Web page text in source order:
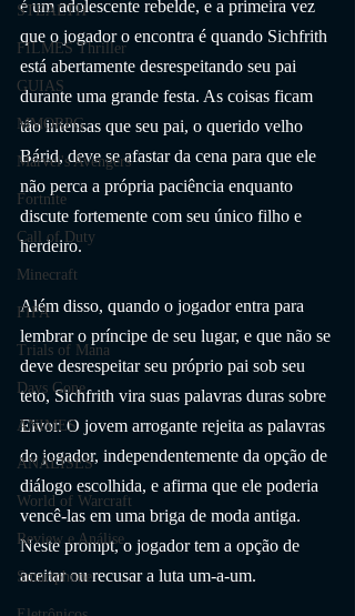
STEALTH
FILMES Thriller
GUIAS
MMORPG
Marvel's Avengers
Fortnite
Call of Duty
Minecraft
FIFA
Trials of Mana
Days Gone
ANIMES
ANÁLISES
World of Warcraft
Review e Análise
Smartphone
é um adolescente rebelde, e a primeira vez
que o jogador o encontra é quando Sichfrith
está abertamente desrespeitando seu pai
durante uma grande festa. As coisas ficam
tão intensas que seu pai, o querido velho
Bárid, deve se afastar da cena para que ele
não perca a própria paciência enquanto
discute fortemente com seu único filho e
herdeiro.
Além disso, quando o jogador entra para
lembrar o príncipe de seu lugar, e que não se
deve desrespeitar seu próprio pai sob seu
teto, Sichfrith vira suas palavras duras sobre
Eivor. O jovem arrogante rejeita as palavras
do jogador, independentemente da opção de
diálogo escolhida, e afirma que ele poderia
vencê-las em uma briga de moda antiga.
Neste prompt, o jogador tem a opção de
aceitar ou recusar a luta um-a-um.